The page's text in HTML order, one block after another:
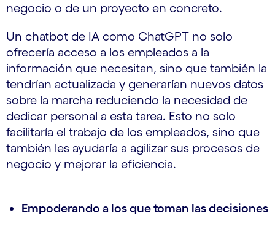
negocio o de un proyecto en concreto.
Un chatbot de IA como ChatGPT no solo
ofrecería acceso a los empleados a la
información que necesitan, sino que también la
tendrían actualizada y generarían nuevos datos
sobre la marcha reduciendo la necesidad de
dedicar personal a esta tarea. Esto no solo
facilitaría el trabajo de los empleados, sino que
también les ayudaría a agilizar sus procesos de
negocio y mejorar la eficiencia.
Empoderando a los que toman las decisiones